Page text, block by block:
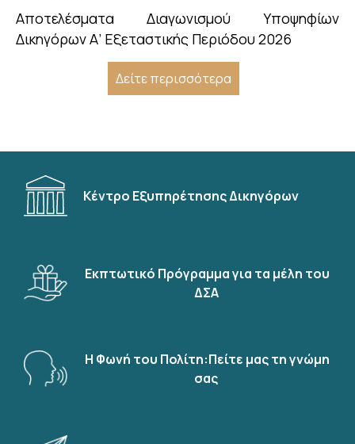
Αποτελέσματα Διαγωνισμού Υποψηφίων
Δικηγόρων Α’ Εξεταστικής Περιόδου 2026
Δείτε περισσότερα
Κέντρο Εξυπηρέτησης Δικηγόρων
Εκπτωτικό Πρόγραμμα για τα μέλη του
ΔΣΑ
Η Φωνή του Πολίτη:Πείτε μας τη γνώμη
σας